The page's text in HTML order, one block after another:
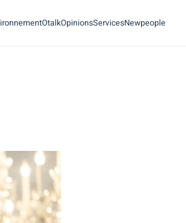
OtalkOpinionsServicesNewpeople